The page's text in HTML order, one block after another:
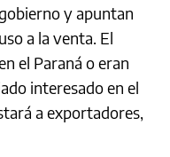
y apuntan
a la venta. El
el Paraná o eran
interesado en el
a exportadores,